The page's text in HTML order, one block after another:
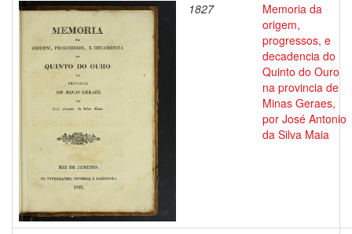
1827
Memoria da
origem,
progressos, e
decadencia do
Quinto do Ouro
na provincia de
Minas Geraes,
por José Antonio
da Silva Maia